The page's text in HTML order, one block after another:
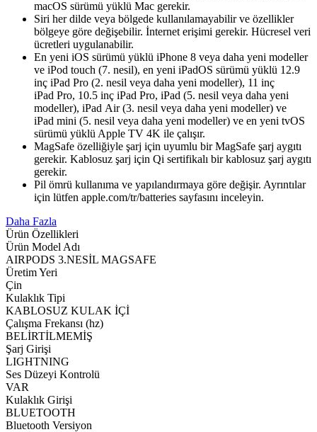
macOS sürümü yüklü Mac gerekir.
Siri her dilde veya bölgede kullanılamayabilir ve özellikler
bölgeye göre değişebilir. İnternet erişimi gerekir. Hücresel veri
ücretleri uygulanabilir.
En yeni iOS sürümü yüklü iPhone 8 veya daha yeni modeller
ve iPod touch (7. nesil), en yeni iPadOS sürümü yüklü 12.9
inç iPad Pro (2. nesil veya daha yeni modeller), 11 inç
iPad Pro, 10.5 inç iPad Pro, iPad (5. nesil veya daha yeni
modeller), iPad Air (3. nesil veya daha yeni modeller) ve
iPad mini (5. nesil veya daha yeni modeller) ve en yeni tvOS
sürümü yüklü Apple TV 4K ile çalışır.
MagSafe özelliğiyle şarj için uyumlu bir MagSafe şarj aygıtı
gerekir. Kablosuz şarj için Qi sertifikalı bir kablosuz şarj aygıtı
gerekir.
Pil ömrü kullanıma ve yapılandırmaya göre değişir. Ayrıntılar
için lütfen apple.com/tr/batteries sayfasını inceleyin.
Daha Fazla
Ürün Özellikleri
Ürün Model Adı
AIRPODS 3.NESİL MAGSAFE
Üretim Yeri
Çin
Kulaklık Tipi
KABLOSUZ KULAK İÇİ
Çalışma Frekansı (hz)
BELİRTİLMEMİŞ
Şarj Girişi
LIGHTNING
Ses Düzeyi Kontrolü
VAR
Kulaklık Girişi
BLUETOOTH
Bluetooth Versiyon